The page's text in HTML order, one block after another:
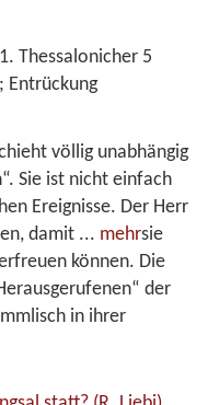
Thessalonicher 5
Entrückung
völlig unabhängig
Sie ist nicht einfach
Ereignisse. Der Herr
damit ... mehrsie
können. Die
der
in ihrer